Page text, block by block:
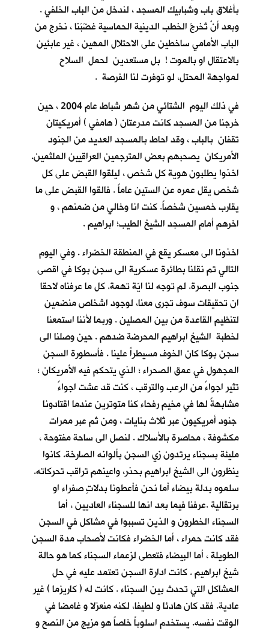
بأغلاق باب وشبابيك المسجد ، لندخل من الباب الخلفي .
وبعد أنْ تُخرجَ الخطب الدينية الحماسية غضَبَنا ، نخرج من
الباب الأمامي ساخطين على الاحتلال المهين ، غير عابئين
بالاعتقال او بالموت ! بل مستعدين لحمل السلاح
لمواجهة المحتل، لو توفرت لنا الفرصة .
في ذلك اليوم الشتائي من شهر شباط عام 2004 ، حين
خرجنا من المسجد كانت مدرعتان ( هامفي ) أمريكيتان
تقفان بالباب ، وقد احاط بالمسجد العديد من الجنود
الأمريكان يصحبهم بعض المترجمين العراقيين الملثمين.
اخذوا يطلبون هوية كل شخص ، ليلقوا القبض على كل
شخصٍ يقل عمره عن الستين عاماً . فالقوا القبض على ما
يقارب خمسين شخصاً. كنت انا وخالي من ضمنهم ، و
اخرهم أمام المسجد الشيخ الطيب؛ ابراهيم .
اخذونا الى معسكر يقع في المنطقة الخضراء . وفي اليوم
التالي تم نقلنا بطائرة عسكرية الى سجن بوكا في اقصى
جنوب البصرة. لم توجه لنا ايّة تهمة. كل ما عرفناه لاحقا
ان تحقيقات سوف تجرى معنا، لوجود اشخاص منضمين
لتنظيم القاعدة من بين المصلين . وربما لأننا استمعنا
لخطبة الشيخ ابراهيم المحرضة ضدهم . حين وصلنا الى
سجن بوكا كان الخوف مسيطراً علينا . فأسطورة السجن
المجهول في عمق الصحراء ؛ الذي يتحكم فيه الأمريكان ؛
تثير اجواءً من الرعب والترقب ، كنت قد عشت اجواءً
مشابهةً لها في مخيم رفحاء كنا متوترين عندما اقتادونا
جنود أمريكيون عبر ثلاث بنايات ، ومن ثم عبر ممرات
مكشوفة ، محاصرة بالأسلاك . لنصل الى ساحة مفتوحة ،
مليئة بسجناء يرتدون زي السجن بألوانه الصارخة. كانوا
ينظرون الى الشيخ ابراهيم بحذر، واعينهم تراقب تحركاته.
سلموه بدلة بيضاء أما نحن فأعطونا بدلاتٍ صفراء او
برتقالية .عرفنا فيما بعد انها للسجناء العاديين ، أما
السجناء الخطرون و الذين تسببوا في مشاكل في السجن
فقد كانت حمراء ، أما الخضراء فكانت لأصحاب مدة السجن
الطويلة ، أما البيضاء فتعطى لزعماء السجناء كما هو حالة
شيخ ابراهيم . كانت ادارة السجن تعتمد عليه في حل
المشاكل التي تحدث بين السجناء . كانت له ( كاريزما ) غير
عادية. فقد كان هادئا و لطيفا، لكنه منعزلا و غامضا في
الوقت نفسه. يستخدم اسلوباً خاصاً هو مزيج من النصح و